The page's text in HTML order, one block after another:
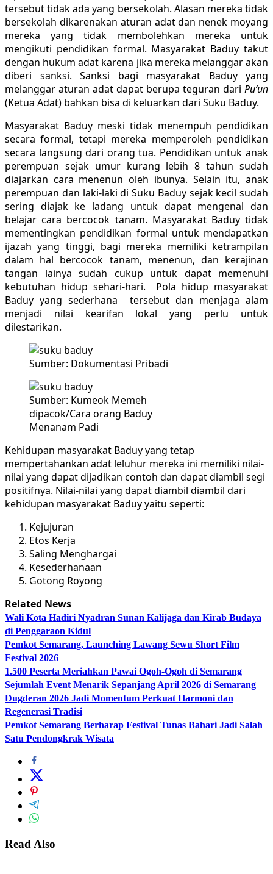
tersebut tidak ada yang bersekolah. Alasan mereka tidak
bersekolah dikarenakan aturan adat dan nenek moyang
mereka yang tidak membolehkan mereka untuk
mengikuti pendidikan formal. Masyarakat Baduy takut
dengan hukum adat karena jika mereka melanggar akan
diberi sanksi. Sanksi bagi masyarakat Baduy yang
melanggar aturan adat dapat berupa teguran dari Pu’un
(Ketua Adat) bahkan bisa di keluarkan dari Suku Baduy.
Masyarakat Baduy meski tidak menempuh pendidikan
secara formal, tetapi mereka memperoleh pendidikan
secara langsung dari orang tua. Pendidikan untuk anak
perempuan sejak umur kurang lebih 8 tahun sudah
diajarkan cara menenun oleh ibunya. Selain itu, anak
perempuan dan laki-laki di Suku Baduy sejak kecil sudah
sering diajak ke ladang untuk dapat mengenal dan
belajar cara bercocok tanam. Masyarakat Baduy tidak
mementingkan pendidikan formal untuk mendapatkan
ijazah yang tinggi, bagi mereka memiliki ketrampilan
dalam hal bercocok tanam, menenun, dan kerajinan
tangan lainya sudah cukup untuk dapat memenuhi
kebutuhan hidup sehari-hari. Pola hidup masyarakat
Baduy yang sederhana tersebut dan menjaga alam
menjadi nilai kearifan lokal yang perlu untuk
dilestarikan.
Sumber: Dokumentasi Pribadi
Sumber: Kumeok Memeh
dipacok/Cara orang Baduy
Menanam Padi
Kehidupan masyarakat Baduy yang tetap
mempertahankan adat leluhur mereka ini memiliki nilai-
nilai yang dapat dijadikan contoh dan dapat diambil segi
positifnya. Nilai-nilai yang dapat diambil diambil dari
kehidupan masyarakat Baduy yaitu seperti:
Kejujuran
Etos Kerja
Saling Menghargai
Kesederhanaan
Gotong Royong
Related News
Wali Kota Hadiri Nyadran Sunan Kalijaga dan Kirab Budaya
di Penggaraon Kidul
Pemkot Semarang, Launching Lawang Sewu Short Film
Festival 2026
1.500 Peserta Meriahkan Pawai Ogoh-Ogoh di Semarang
Sejumlah Event Menarik Sepanjang April 2026 di Semarang
Dugderan 2026 Jadi Momentum Perkuat Harmoni dan
Regenerasi Tradisi
Pemkot Semarang Berharap Festival Tunas Bahari Jadi Salah
Satu Pendongkrak Wisata
Read Also